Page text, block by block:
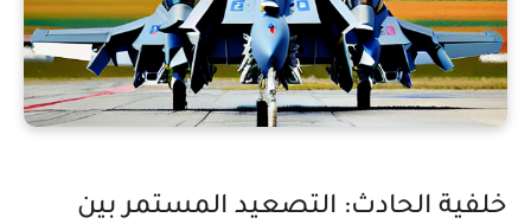
خلفية الحادث: التصعيد المستمر بين